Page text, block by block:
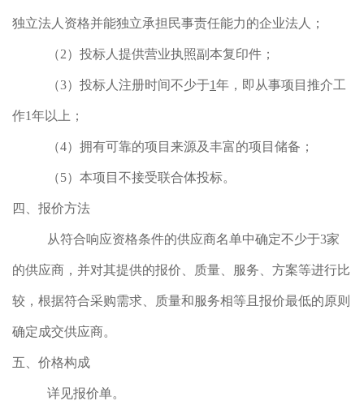
独立法人资格并能独立承担民事责任能力的企业法人；
（2）投标人提供营业执照副本复印件；
（3）投标人注册时间不少于1年，即从事项目推介工
作1年以上；
（4）拥有可靠的项目来源及丰富的项目储备；
（5）本项目不接受联合体投标。
四、报价方法
从符合响应资格条件的供应商名单中确定不少于3家
的供应商，并对其提供的报价、质量、服务、方案等进行比
较，根据符合采购需求、质量和服务相等且报价最低的原则
确定成交供应商。
五、价格构成
详见报价单。